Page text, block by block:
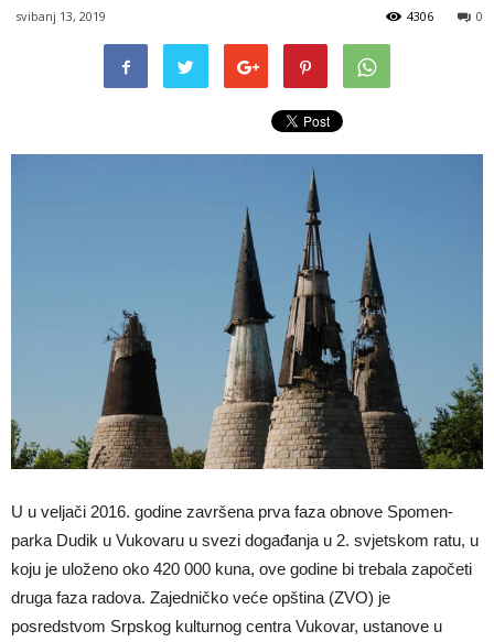
svibanj 13, 2019 0
4306
U u veljači 2016. godine završena prva faza obnove Spomen-
parka Dudik u Vukovaru u svezi događanja u 2. svjetskom ratu, u
koju je uloženo oko 420 000 kuna, ove godine bi trebala započeti
druga faza radova. Zajedničko veće opština (ZVO) je
posredstvom Srpskog kulturnog centra Vukovar, ustanove u